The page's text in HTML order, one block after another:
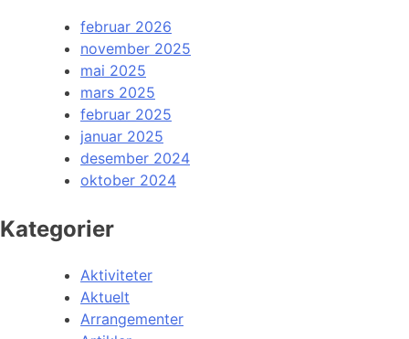
februar 2026
november 2025
mai 2025
mars 2025
februar 2025
januar 2025
desember 2024
oktober 2024
Kategorier
Aktiviteter
Aktuelt
Arrangementer